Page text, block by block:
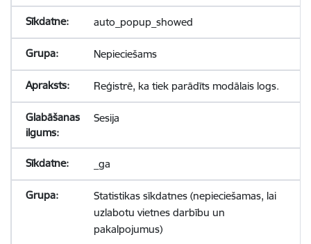
auto_popup_showed
Nepieciešams
Reģistrē, ka tiek parādīts modālais logs.
Sesija
_ga
Statistikas sīkdatnes (nepieciešamas, lai
uzlabotu vietnes darbību un
pakalpojumus)